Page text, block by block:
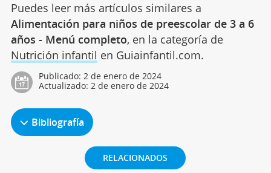
Puedes leer más artículos similares a
Alimentación para niños de preescolar de 3 a 6
años - Menú completo, en la categoría de
Nutrición infantil en Guiainfantil.com.
Publicado: 2 de enero de 2024
Actualizado: 2 de enero de 2024
Bibliografía
RELACIONADOS